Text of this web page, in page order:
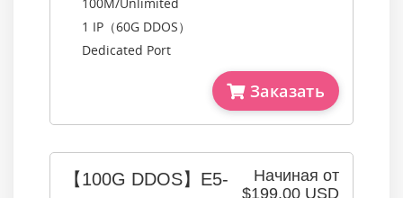
1 IP（60G DDOS）
Dedicated Port
Заказать
Начиная от
$199.00 USD
【100G DDOS】E5-